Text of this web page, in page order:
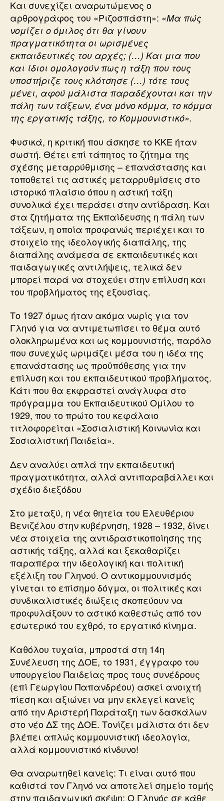
Και συνεχίζει αναρωτώμενος ο
αρθρογράφος του «Ριζοσπάστη»: «Μα πώς
νομίζει ο όμιλος ότι θα γίνουν
πραγματικότητα οι ωρισμένες
εκπαιδευτικές του αρχές; (…) Και μια που
και ίδιοι ομολογούν πως η τάξη που τους
υποστήριζε τους κλότσησε (…) τότε τους
μένει, αφού μάλιστα παραδέχονται και την
πάλη των τάξεων, ένα μόνο κόμμα, το κόμμα
της εργατικής τάξης, το Κομμουνιστικό».
Φυσικά, η κριτική που άσκησε το ΚΚΕ ήταν
σωστή. Θέτει επί τάπητος το ζήτημα της
σχέσης μεταρρύθμισης – επανάστασης και
τοποθετεί τις αστικές μεταρρυθμίσεις στο
ιστορικό πλαίσιο όπου η αστική τάξη
συνολικά έχει περάσει στην αντίδραση. Και
στα ζητήματα της Εκπαίδευσης η πάλη των
τάξεων, η οποία προφανώς περιέχει και το
στοιχείο της ιδεολογικής διαπάλης, της
διαπάλης ανάμεσα σε εκπαιδευτικές και
παιδαγωγικές αντιλήψεις, τελικά δεν
μπορεί παρά να στοχεύει στην επίλυση και
του προβλήματος της εξουσίας.
Το 1927 όμως ήταν ακόμα νωρίς για τον
Γληνό για να αντιμετωπίσει το θέμα αυτό
ολοκληρωμένα και ως κομμουνιστής, παρόλο
που συνεχώς ωριμάζει μέσα του η ιδέα της
επανάστασης ως προϋπόθεσης για την
επίλυση και του εκπαιδευτικού προβλήματος.
Κάτι που θα εκφραστεί ανάγλυφα στο
πρόγραμμα του Εκπαιδευτικού Ομίλου το
1929, που το πρώτο του κεφάλαιο
τιτλοφορείται «Σοσιαλιστική Κοινωνία και
Σοσιαλιστική Παιδεία».
Δεν αναλύει απλά την εκπαιδευτική
πραγματικότητα, αλλά αντιπαραβάλλει και
σχέδιο διεξόδου
Στο μεταξύ, η νέα θητεία του Ελευθέριου
Βενιζέλου στην κυβέρνηση, 1928 – 1932, δίνει
νέα στοιχεία της αντιδραστικοποίησης της
αστικής τάξης, αλλά και ξεκαθαρίζει
παραπέρα την ιδεολογική και πολιτική
εξέλιξη του Γληνού. Ο αντικομμουνισμός
γίνεται το επίσημο δόγμα, οι πολιτικές και
συνδικαλιστικές διώξεις σκοπεύουν να
προφυλάξουν το αστικό καθεστώς από τον
εσωτερικό του εχθρό, το εργατικό κίνημα.
Καθόλου τυχαία, μπροστά στη 14η
Συνέλευση της ΔΟΕ, το 1931, έγγραφο του
υπουργείου Παιδείας προς τους συνέδρους
(επί Γεωργίου Παπανδρέου) ασκεί ανοιχτή
πίεση και αξιώνει να μην εκλεγεί κανείς
από την Αριστερή Παράταξη των δασκάλων
στο νέο ΔΣ της ΔΟΕ. Τονίζει μάλιστα ότι δεν
βλέπει απλώς κομμουνιστική ιδεολογία,
αλλά κομμουνιστικό κίνδυνο!
Θα αναρωτηθεί κανείς: Τι είναι αυτό που
καθιστά τον Γληνό να αποτελεί σημείο τομής
στην παιδαγωγική σκέψη; Ο Γληνός σε κάθε